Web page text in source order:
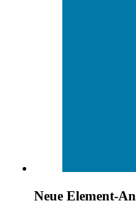
Neue Element-